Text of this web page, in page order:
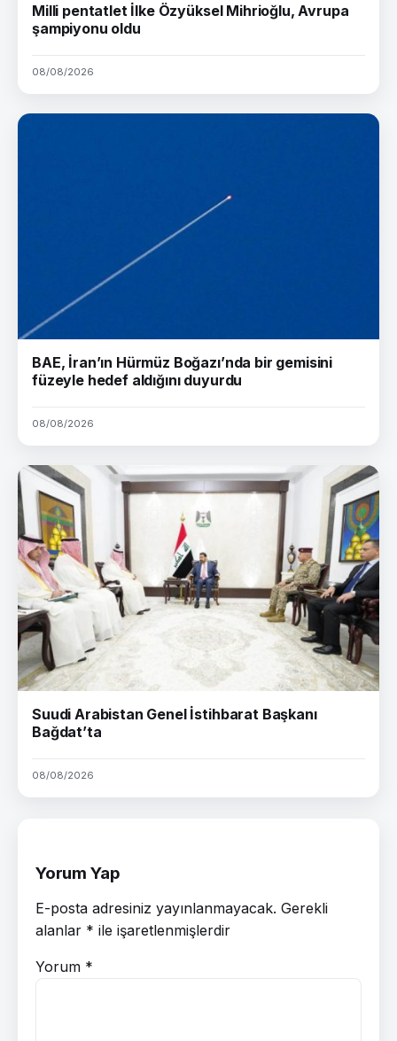
Milli pentatlet İlke Özyüksel Mihrioğlu, Avrupa
şampiyonu oldu
08/08/2026
BAE, İran’ın Hürmüz Boğazı’nda bir gemisini
füzeyle hedef aldığını duyurdu
08/08/2026
Suudi Arabistan Genel İstihbarat Başkanı
Bağdat’ta
08/08/2026
Yorum Yap
E-posta adresiniz yayınlanmayacak. Gerekli
alanlar * ile işaretlenmişlerdir
Yorum *